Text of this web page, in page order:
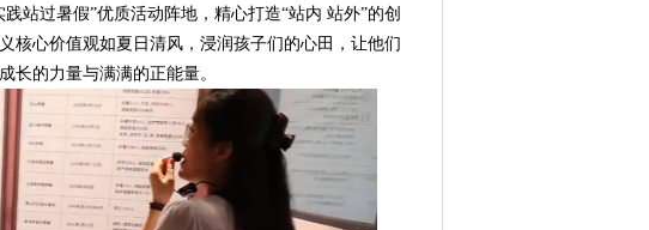
过暑假”优质活动阵地，精心打造“站内 站外”的创
核心价值观如夏日清风，浸润孩子们的心田，让他们
长的力量与满满的正能量。